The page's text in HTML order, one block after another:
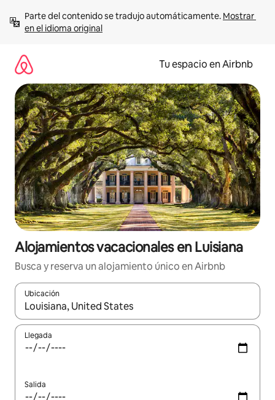
contenido
Parte del contenido se tradujo automáticamente. Mostrar
en el idioma original
Tu espacio en Airbnb
Alojamientos vacacionales en Luisiana
Busca y reserva un alojamiento único en Airbnb
Ubicación
Cuando los resultados estén disponibles, podrás navegar
Llegada
Salida